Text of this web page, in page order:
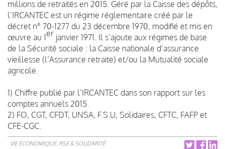
millions de retraités en 2015. Géré par la Caisse des dépôts,
l’IRCANTEC est un régime réglementaire créé par le
décret n° 70-1277 du 23 décembre 1970, modifié et mis en
œuvre au 1er janvier 1971. Il s’ajoute aux régimes de base
de la Sécurité sociale : la Caisse nationale d’assurance
vieillesse (l’Assurance retraite) et/ou la Mutualité sociale
agricole.
1) Chiffre publié par l’IRCANTEC dans son rapport sur les
comptes annuels 2015.
2) FO, CGT, CFDT, UNSA, F.S.U, Solidaires, CFTC, FAFP et
CFE-CGC.
VIE ÉCONOMIQUE, RSE & SOLIDARITÉ